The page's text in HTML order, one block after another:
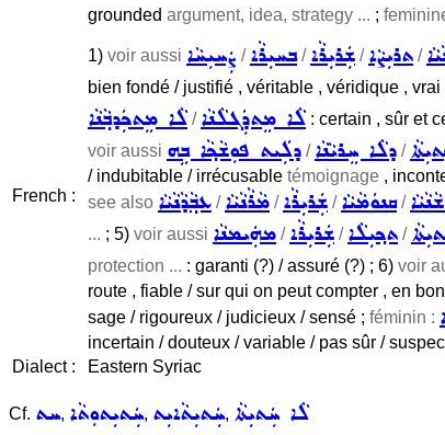
grounded argument, idea, strategy ... ;
French :
1) voir aussi ܨܲܚܝܼܚܵܐ /ܒܚܝܼܪܵܐ/ܫܲܪܝܼܪܵܐ /ܬܪܝܼܨܵܐ /
bien fondé / justifié , véritable , véridique ,
ܠܵܐ ܡܸܬܟܲܕܒ݂ܵܢܵܐ /ܠܵܐ ܡܸܬܕܲܓܠܵܢܵܐ : certain , sûr et
voir aussi ܕܠܲܝܬ ܦܘܼܫܵܟ݂ܵܐ ܒܹܗ /ܕܠܵܐ ܚܸܪܝܵܢܵܐ /
/ indubitable / irrécusable témoignage ,
see also ܥܒ݂ܵܕܵܢܵܝܵܐ /ܡܵܪܵܢܵܝܵܐ /ܫܲܪܝܼܪܵܐ /ܩܢܘܿܡܵܝܵܐ/
... ; 5) voir aussi ܡܗܲܝܡܢܵܐ /ܫܲܪܝܼܪܵܐ /ܬܟ݂ܝܼܠܵܐ /
protection ... : garanti (?) / assuré (?) ; 6) voir
route , fiable / sur qui on peut compter , en
sage / rigoureux / judicieux / sensé ; féminin :
incertain / douteux / variable / pas sûr /
Dialect :
Eastern Syriac
Cf. ܚܬ, ܚܲܬܝܼܬܘܼܬܵܐ, ܚܲܬܝܼܬܵܐܝܼܬ, ܠܵܐ ܚܲܬܝܼܬܵܐ